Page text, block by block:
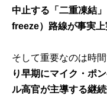
中止する「二重凍結
freeze）路線が事実
そして重要なのは時
り早期にマイク・ポ
ル高官が主導する継